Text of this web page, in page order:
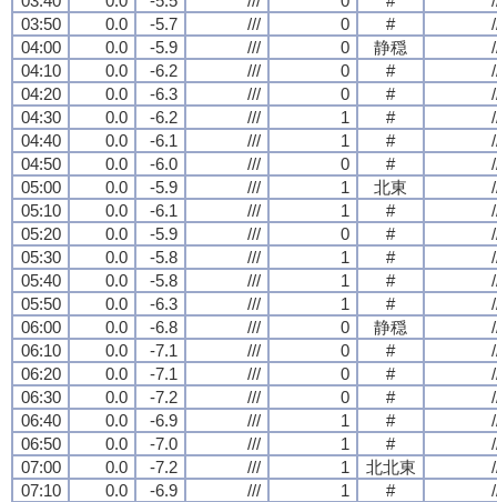
03:50
0.0 -5.7 /// 0 #
04:00
0.0 -5.9 /// 0 静穏
04:10
0.0 -6.2 /// 0 #
04:20
0.0 -6.3 /// 0 #
04:30
0.0 -6.2 /// 1 #
04:40
0.0 -6.1 /// 1 #
04:50
0.0 -6.0 /// 0 #
05:00
0.0 -5.9 /// 1 北東
05:10
0.0 -6.1 /// 1 #
05:20
0.0 -5.9 /// 0 #
05:30
0.0 -5.8 /// 1 #
05:40
0.0 -5.8 /// 1 #
05:50
0.0 -6.3 /// 1 #
06:00
0.0 -6.8 /// 0 静穏
06:10
0.0 -7.1 /// 0 #
06:20
0.0 -7.1 /// 0 #
06:30
0.0 -7.2 /// 0 #
06:40
0.0 -6.9 /// 1 #
06:50
0.0 -7.0 /// 1 #
07:00
0.0 -7.2 /// 1 北北東
07:10
0.0 -6.9 /// 1 #